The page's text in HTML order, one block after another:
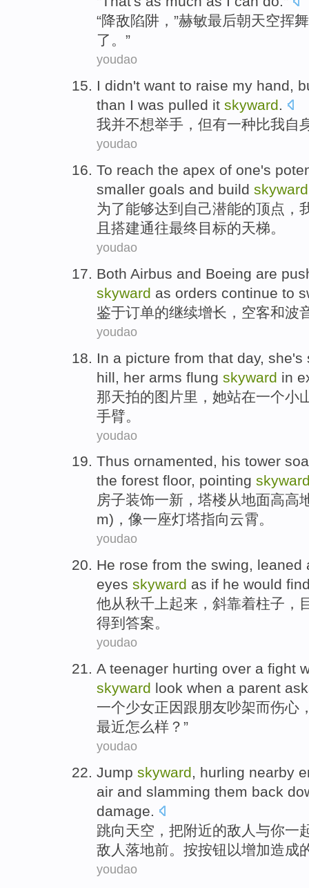
“降敌陷阱，”赫敏最后朝天空挥舞
了。”
youdao
I didn't want to raise my hand,
than I was pulled it skyward.
我并不想举手 ， 但有一种比我自
youdao
To reach the apex of one's
smaller goals and build skyward
为了能够达到 自己潜能的顶点 ，
且 搭建通往最终目标的天梯。
youdao
Both Airbus and Boeing are
skyward as orders continue to
鉴于订单的继续增长 ， 空客和波
youdao
In a picture from that day, she's
hill, her arms flung skyward in
那天拍的图片里， 她站在一个小
手臂。
youdao
Thus ornamented, his tower
the forest floor, pointing
房子装饰一新， 塔楼从地面高高
m)， 像一座灯塔指向云霄。
youdao
He rose from the swing, leaned
eyes skyward as if he would
他从秋千 上起来 ， 斜靠着柱子 ，
得到答案。
youdao
A teenager hurting over a fight
skyward look when a parent
一个少女正因跟 朋友吵架而伤心
最近怎么样？”
youdao
Jump skyward, hurling nearby
air and slamming them back
damage.
跳向天空 ，把附近的敌人 与你一
敌人 落地前。 按按钮 以增加造成
youdao